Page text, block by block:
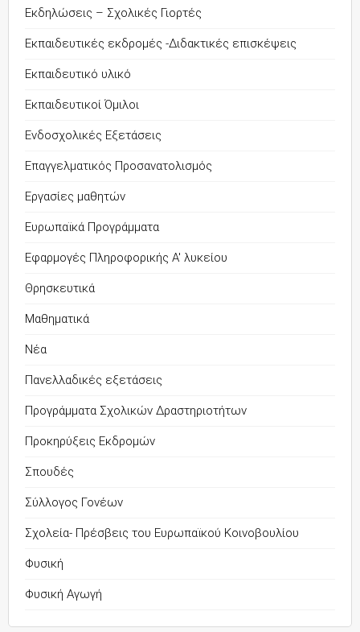
Εκδηλώσεις – Σχολικές Γιορτές
Εκπαιδευτικές εκδρομές -Διδακτικές επισκέψεις
Εκπαιδευτικό υλικό
Εκπαιδευτικοί Όμιλοι
Ενδοσχολικές Εξετάσεις
Επαγγελματικός Προσανατολισμός
Εργασίες μαθητών
Ευρωπαϊκά Προγράμματα
Εφαρμογές Πληροφορικής Α' λυκείου
Θρησκευτικά
Μαθηματικά
Νέα
Πανελλαδικές εξετάσεις
Προγράμματα Σχολικών Δραστηριοτήτων
Προκηρύξεις Εκδρομών
Σπουδές
Σύλλογος Γονέων
Σχολεία- Πρέσβεις του Ευρωπαϊκού Κοινοβουλίου
Φυσική
Φυσική Αγωγή